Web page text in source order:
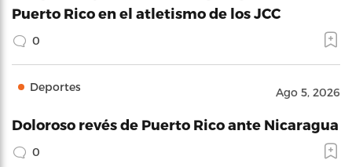
Puerto Rico en el atletismo de los JCC
0
Deportes Ago 5, 2026
Doloroso revés de Puerto Rico ante Nicaragua
0